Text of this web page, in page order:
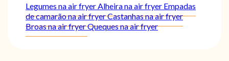
Legumes na air fryer Alheira na air fryer Empadas
de camarão na air fryerCastanhas na air fryer
Broas na air fryerQueques na air fryer